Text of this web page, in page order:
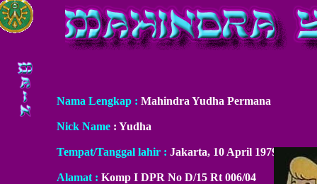
Nama Lengkap : Mahindra Yudha Permana
Nick Name : Yudha
Tempat/Tanggal lahir : Jakarta, 10 April 1979
Alamat : Komp I DPR No D/15 Rt 006/04